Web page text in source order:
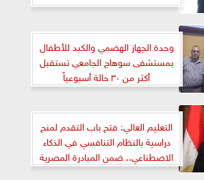
وحدة الجهاز الهضمي والكبد للأطفال
بمستشفى سوهاج الجامعي تستقبل
أكثر من ٣٠ حالة أسبوعياً
التعليم العالي: فتح باب التقدم لمنح
دراسية بالنظام التنافسي في الذكاء
الاصطناعي.. ضمن المبادرة المصرية
اليابانية للتعليم